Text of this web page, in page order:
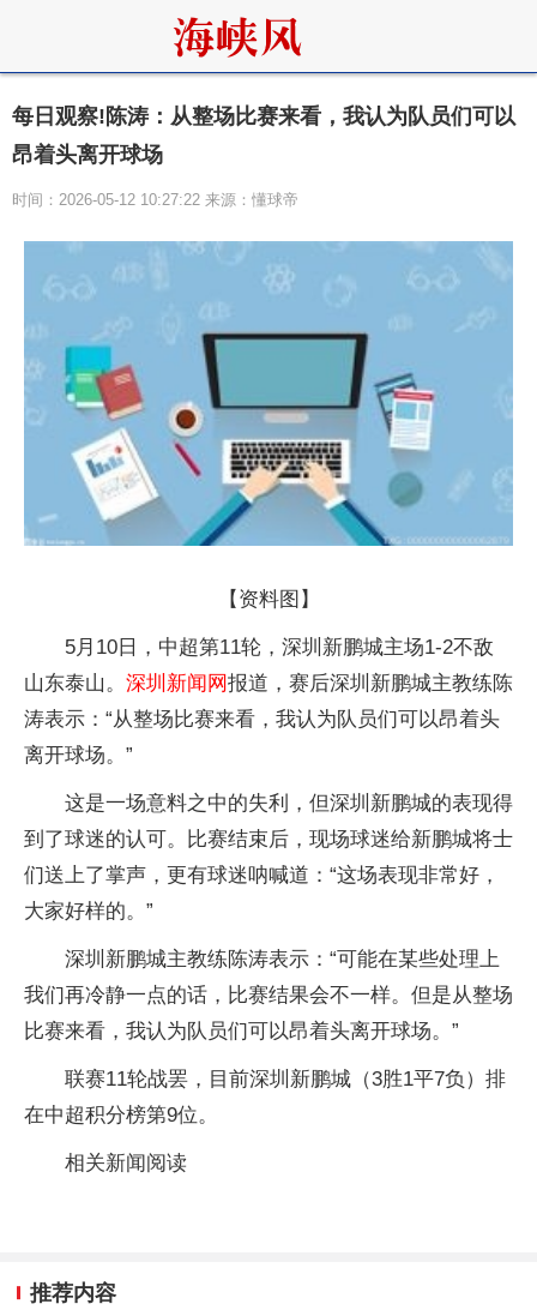
每日观察!陈涛：从整场比赛来看，我认为队员们可以
昂着头离开球场
时间：2026-05-12 10:27:22 来源：懂球帝
【资料图】
5月10日，中超第11轮，深圳新鹏城主场1-2不敌
山东泰山。 深圳新闻网报道，赛后深圳新鹏城主教练陈
涛表示：“从整场比赛来看，我认为队员们可以昂着头
离开球场。”
这是一场意料之中的失利，但深圳新鹏城的表现得
到了球迷的认可。比赛结束后，现场球迷给新鹏城将士
们送上了掌声，更有球迷呐喊道：“这场表现非常好，
大家好样的。”
深圳新鹏城主教练陈涛表示：“可能在某些处理上
我们再冷静一点的话，比赛结果会不一样。但是从整场
比赛来看，我认为队员们可以昂着头离开球场。”
联赛11轮战罢，目前深圳新鹏城（3胜1平7负）排
在中超积分榜第9位。
相关新闻阅读
推荐内容